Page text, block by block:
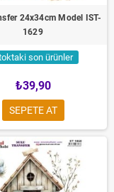
24x34cm Model IST-
1629
son ürünler
₺39,90
SEPETE AT